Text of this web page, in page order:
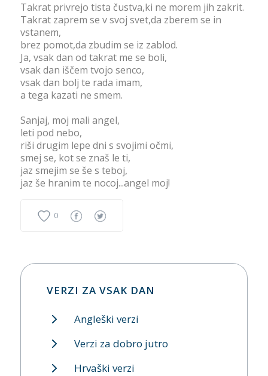
Takrat privrejo tista čustva,ki ne morem jih zakrit.
Takrat zaprem se v svoj svet,da zberem se in
vstanem,
brez pomot,da zbudim se iz zablod.
Ja, vsak dan od takrat me se boli,
vsak dan iščem tvojo senco,
vsak dan bolj te rada imam,
a tega kazati ne smem.
Sanjaj, moj mali angel,
leti pod nebo,
riši drugim lepe dni s svojimi očmi,
smej se, kot se znaš le ti,
jaz smejim se še s teboj,
jaz še hranim te nocoj...angel moj!
0
VERZI ZA VSAK DAN
Angleški verzi
Verzi za dobro jutro
Hrvaški verzi